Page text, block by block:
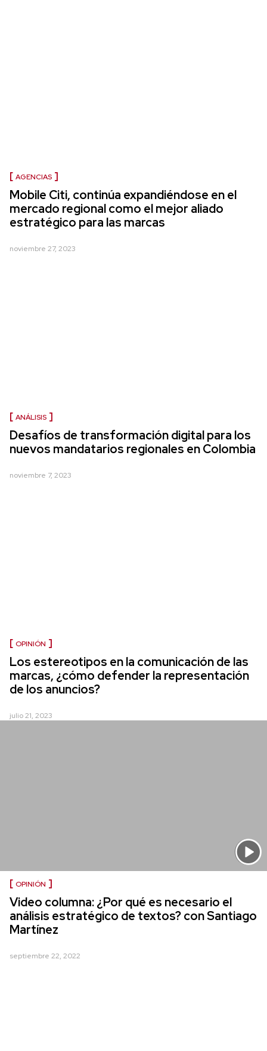
AGENCIAS
Mobile Citi, continúa expandiéndose en el
mercado regional como el mejor aliado
estratégico para las marcas
noviembre 27, 2023
ANÁLISIS
Desafíos de transformación digital para los
nuevos mandatarios regionales en Colombia
noviembre 7, 2023
OPINIÓN
Los estereotipos en la comunicación de las
marcas, ¿cómo defender la representación
de los anuncios?
julio 21, 2023
OPINIÓN
Video columna: ¿Por qué es necesario el
análisis estratégico de textos? con Santiago
Martínez
septiembre 22, 2022